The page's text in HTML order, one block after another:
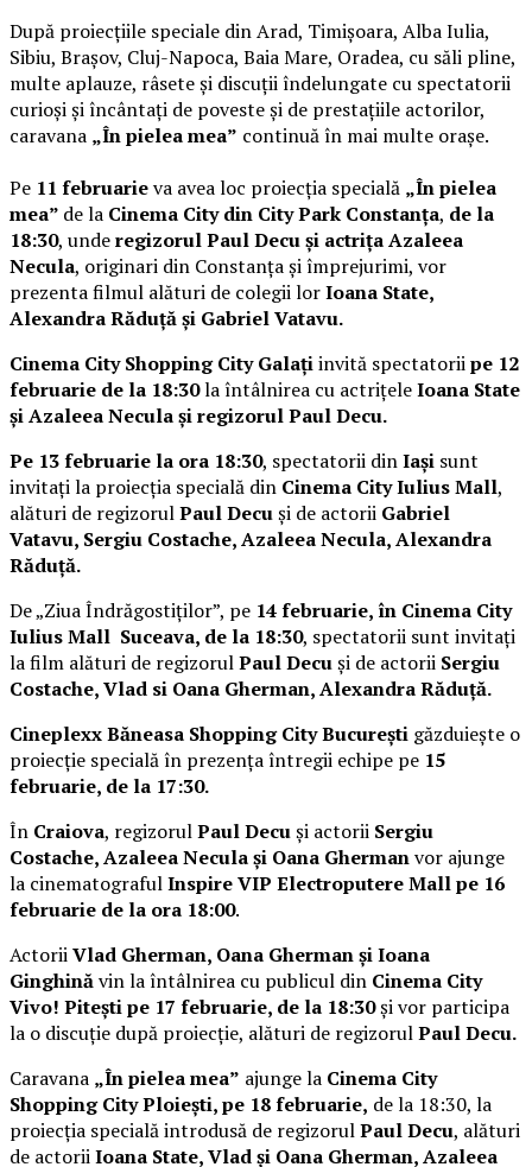
După proiecțiile speciale din Arad, Timișoara, Alba Iulia,
Sibiu, Brașov, Cluj-Napoca, Baia Mare, Oradea, cu săli pline,
multe aplauze, râsete și discuții îndelungate cu spectatorii
curioși și încântați de poveste și de prestațiile actorilor,
caravana „În pielea mea” continuă în mai multe orașe.
Pe 11 februarieva avea loc proiecția specială „În pielea
mea” de la Cinema City din City Park Constanța, de la
18:30, underegizorul Paul Decu și actrița Azaleea
Necula, originari din Constanța și împrejurimi, vor
prezenta filmul alături de colegii lorIoana State,
Alexandra Răduță și Gabriel Vatavu.
Cinema City Shopping City Galațiinvită spectatoriipe 12
februarie de la 18:30la întâlnirea cu actrițeleIoana State
și Azaleea Necula și regizorul Paul Decu.
Pe 13 februarie la ora 18:30, spectatorii dinIași sunt
invitați la proiecția specială din Cinema City Iulius Mall,
alături de regizorulPaul Decuși de actorii Gabriel
Vatavu, Sergiu Costache, Azaleea Necula, Alexandra
Răduță.
De „Ziua Îndrăgostiților”, pe 14 februarie, în Cinema City
Iulius Mall Suceava, de la 18:30, spectatorii sunt invitați
la film alături de regizorulPaul Decuși de actorii Sergiu
Costache, Vlad si Oana Gherman, Alexandra Răduță.
Cineplexx Băneasa Shopping City București găzduiește o
proiecție specială în prezența întregii echipe pe 15
februarie, de la 17:30.
În Craiova, regizorulPaul Decuși actorii Sergiu
Costache, Azaleea Necula și Oana Ghermanvor ajunge
la cinematografulInspire VIP Electroputere Mall pe 16
februarie de la ora 18:00.
ActoriiVlad Gherman, Oana Gherman și Ioana
Ginghinăvin la întâlnirea cu publicul din Cinema City
Vivo! Pitești pe 17 februarie, de la 18:30și vor participa
la o discuție după proiecție, alături de regizorulPaul Decu.
Caravana „În pielea mea” ajunge la Cinema City
Shopping City Ploiești, pe 18 februarie, de la 18:30, la
proiecția specială introdusă de regizorulPaul Decu, alături
de actoriiIoana State, Vlad și Oana Gherman, Azaleea